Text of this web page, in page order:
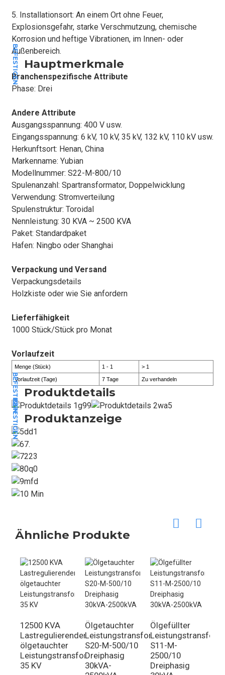
5. Installationsort: An einem Ort ohne Feuer,
Explosionsgefahr, starke Verschmutzung, chemische
Korrosion und heftige Vibrationen, im Innen- oder
Außenbereich.
Hauptmerkmale
BEFESTIGEN
Branchenspezifische Attribute
Phase: Drei
Andere Attribute
Ausgangsspannung: 400 V usw.
Eingangsspannung: 6 kV, 10 kV, 35 kV, 132 kV, 110 kV usw.
Herkunftsort: Henan, China
Markenname: Yubian
Modellnummer: S22-M-800/10
Spulenanzahl: Spartransformator, Doppelwicklung
Verwendung: Stromverteilung
Spulenstruktur: Toroidal
Nennleistung: 30 KVA ~ 2500 KVA
Paket: Standardpaket
Hafen: Ningbo oder Shanghai
Verpackung und Versand
Verpackungsdetails
Holzkiste oder wie Sie anfordern
Lieferfähigkeit
1000 Stück/Stück pro Monat
Vorlaufzeit
Menge (Stück) 1 - 1 > 1
Vorlaufzeit (Tage) 7 Tage Zu verhandeln
Produktdetails
BEFESTIGEN
Produktanzeige
BEFESTIGEN
Ähnliche Produkte
12500 KVA
Lastregulierender,
ölgetauchter
Leistungstransformator
35 KV
Ölgetauchter
Leistungstransformator
S20-M-500/10
Dreiphasig
30kVA-
Ölgefüllter
S11-M-
2500/10
Dreiphasig